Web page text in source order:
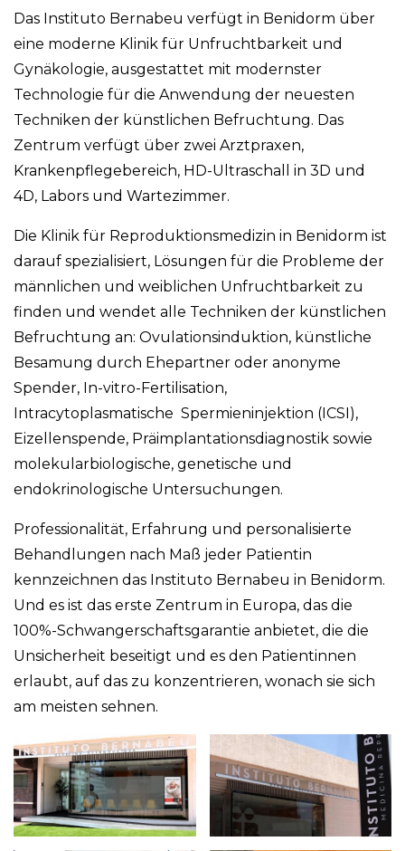
Das Instituto Bernabeu verfügt in Benidorm über
eine moderne Klinik für Unfruchtbarkeit und
Gynäkologie, ausgestattet mit modernster
Technologie für die Anwendung der neuesten
Techniken der künstlichen Befruchtung. Das
Zentrum verfügt über zwei Arztpraxen,
Krankenpflegebereich, HD-Ultraschall in 3D und
4D, Labors und Wartezimmer.
Die Klinik für Reproduktionsmedizin in Benidorm ist
darauf spezialisiert, Lösungen für die Probleme der
männlichen und weiblichen Unfruchtbarkeit zu
finden und wendet alle Techniken der künstlichen
Befruchtung an: Ovulationsinduktion, künstliche
Besamung durch Ehepartner oder anonyme
Spender, In-vitro-Fertilisation,
Intracytoplasmatische Spermieninjektion (ICSI),
Eizellenspende, Präimplantationsdiagnostik sowie
molekularbiologische, genetische und
endokrinologische Untersuchungen.
Professionalität, Erfahrung und personalisierte
Behandlungen nach Maß jeder Patientin
kennzeichnen das Instituto Bernabeu in Benidorm.
Und es ist das erste Zentrum in Europa, das die
100%-Schwangerschaftsgarantie anbietet, die die
Unsicherheit beseitigt und es den Patientinnen
erlaubt, auf das zu konzentrieren, wonach sie sich
am meisten sehnen.